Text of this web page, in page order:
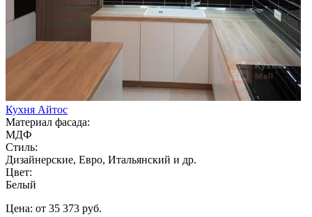
Кухня Айтос
Материал фасада:
МДФ
Стиль:
Дизайнерские, Евро, Итальянский и др.
Цвет:
Белый
Цена: от 35 373 руб.